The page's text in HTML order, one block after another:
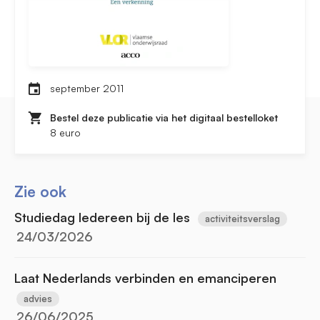
september 2011
Bestel deze publicatie via het digitaal bestelloket
8 euro
Zie ook
Studiedag Iedereen bij de les activiteitsverslag
24/03/2026
Laat Nederlands verbinden en emanciperen
advies
26/06/2025